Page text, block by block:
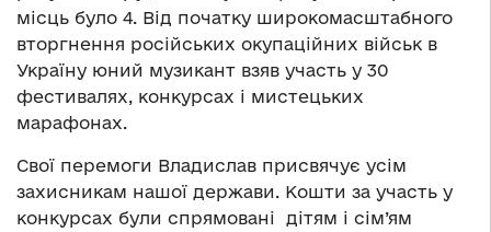
місць було 4. Від початку широкомасштабного
вторгнення російських окупаційних військ в
Україну юний музикант взяв участь у 30
фестивалях, конкурсах і мистецьких
марафонах.
Свої перемоги Владислав присвячує усім
захисникам нашої держави. Кошти за участь у
конкурсах були спрямовані дітям і сім’ям